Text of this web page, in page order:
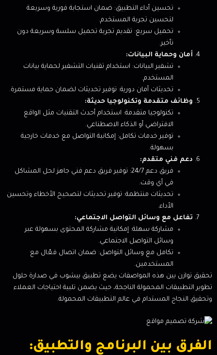
تحسين أداء التطبيق: ضمان استجابة فورية وسريعة
لتحسين تجربة المستخدم.
تحميل سريع: تقديم تجربة تحميل سلسة وسريعة دون
تأخير.
أمان وحماية البيانات:
تشفير البيانات: استخدام تقنيات التشفير لحماية بيانات
المستخدم.
تحديثات أمان دورية: توفير تحديثات لضمان حماية مستمرة.
وظائف متقدمة وتكنولوجيا حديثة:
تكنولوجيا متقدمة: استخدام أحدث التقنيات مثل الواقع
الافتراضي أو الذكاء الاصطناعي.
توفير خدمات تكامل: إمكانية التواصل مع خدمات خارجية
بسهولة.
دعم فني متقدم:
فريق دعم 24/7: توفير فريق دعم فني جاهز لحل المشاكل
في أي وقت.
تحديثات منتظمة: توفير تحديثات لتصحيح الأخطاء وتحسين
الأداء.
تفاعل مع وسائل التواصل الاجتماعي:
مشاركة سهلة: إمكانية مشاركة المحتوى بسهولة عبر
وسائل التواصل الاجتماعي.
تكامل مع وسائل التواصل: ضمان اتصال فعّال مع
المستخدمين.
تحقيق توازن بين هذه المواصفات يضع تطبيق بيشوب في صدارة حلول
تطوير التطبيقات المحمولة الناجحة، حيث يضمن تلبية احتياجات العملاء
وتحقيق النجاح المستدام في عالم التطبيقات المحمولة.
الفرق بين البرنامج والتطبيق: